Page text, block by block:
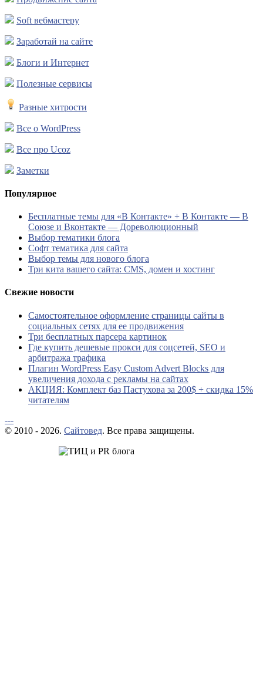
Soft вебмастеру
Заработай на сайте
Блоги и Интернет
Полезные сервисы
Разные хитрости
Все о WordPress
Все про Ucoz
Заметки
Популярное
Бесплатные темы для «В Контакте» + В Контакте — В
Союзе и Вконтакте — Дореволюционный
Выбор тематики блога
Софт тематика для сайта
Выбор темы для нового блога
Три кита вашего сайта: CMS, домен и хостинг
Свежие новости
Самостоятельное оформление страницы сайты в
социальных сетях для ее продвижения
Три бесплатных парсера картинок
Где купить дешевые прокси для соцсетей, SEO и
арбитража трафика
Плагин WordPress Easy Custom Advert Blocks для
увеличения дохода с рекламы на сайтах
АКЦИЯ: Комплект баз Пастухова за 200$ + скидка 15%
читателям
---
© 2010 - 2026. Сайтовед. Все права защищены.